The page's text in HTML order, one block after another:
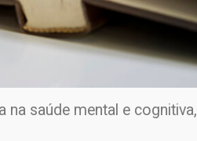
saúde mental e cognitiva,